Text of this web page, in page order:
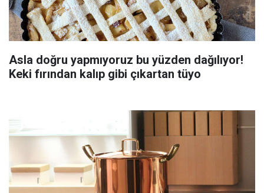
Asla doğru yapmıyoruz bu yüzden dağılıyor!
Keki fırından kalıp gibi çıkartan tüyo